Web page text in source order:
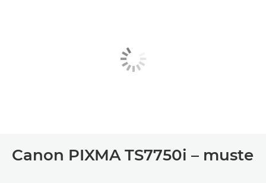
Canon PIXMA TS7750i – muste